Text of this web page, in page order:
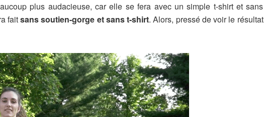
plus audacieuse, car elle se fera avec un simple t-shirt et sans
faitsans soutien-gorge et sans t-shirt. Alors, pressé de voir le résultat